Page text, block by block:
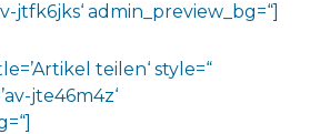
jtfk6jks‘ admin_preview_bg=“]
teilen‘ style=“
jte46m4z‘